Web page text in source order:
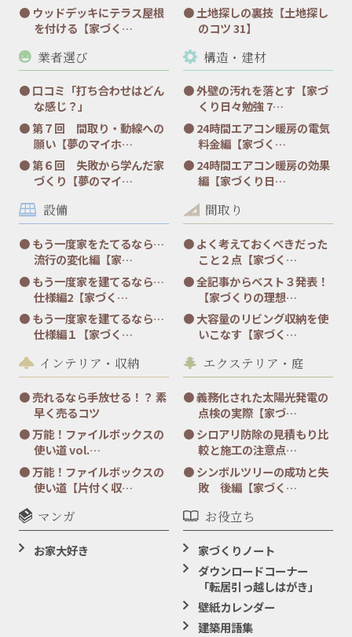
ウッドデッキにテラス屋根
を付ける【家づく…
土地探しの裏技【土地探し
のコツ 31】
業者選び
口コミ「打ち合わせはどん
な感じ？」
第７回 間取り・動線への
願い【夢のマイホ…
第６回 失敗から学んだ家
づくり【夢のマイ…
構造・建材
外壁の汚れを落とす【家づ
くり日々勉強 7…
24時間エアコン暖房の電気
料金編【家づく…
24時間エアコン暖房の効果
編【家づくり日…
設備
もう一度家をたてるなら…
流行の変化編【家…
もう一度家を建てるなら…
仕様編2【家づく…
もう一度家を建てるなら…
仕様編１【家づく…
間取り
よく考えておくべきだった
こと２点【家づく…
全記事からベスト３発表！
【家づくりの理想…
大容量のリビング収納を使
いこなす【家づく…
インテリア・収納
売れるなら手放せる！？ 素
早く売るコツ
万能！ファイルボックスの
使い道 vol.…
万能！ファイルボックスの
使い道【片付く収…
エクステリア・庭
義務化された太陽光発電の
点検の実際【家づ…
シロアリ防除の見積もり比
較と施工の注意点…
シンボルツリーの成功と失
敗 後編【家づく…
マンガ
お家大好き
お役立ち
家づくりノート
ダウンロードコーナー
「転居引っ越しはがき」
壁紙カレンダー
建築用語集